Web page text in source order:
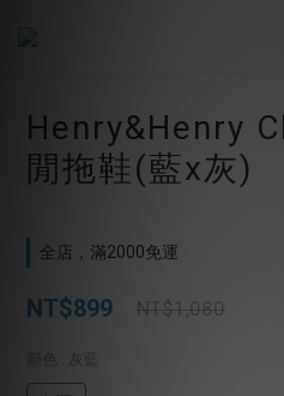
Henry&Henry
閒拖鞋(藍x灰)
全店，滿2000免運
NT$899 NT$1,080